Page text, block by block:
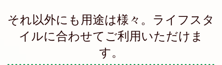
それ以外にも用途は様々。ライフスタ
イルに合わせてご利用いただけま
す。